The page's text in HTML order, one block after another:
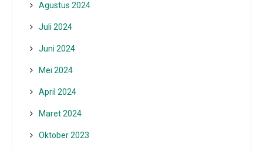
Agustus 2024
Juli 2024
Juni 2024
Mei 2024
April 2024
Maret 2024
Oktober 2023